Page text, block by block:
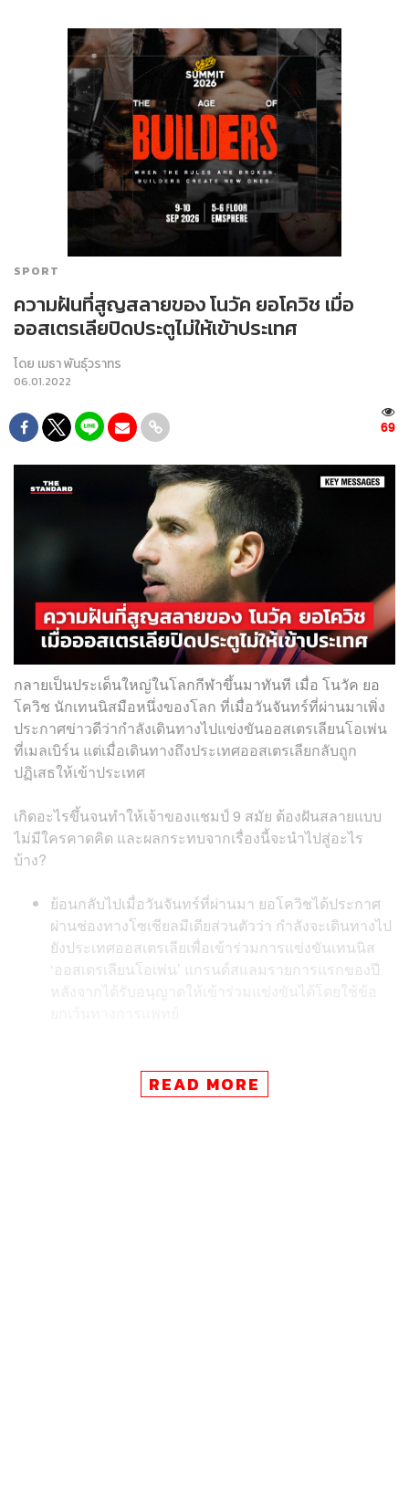
SPORT
ความฝันที่สูญสลายของ โนวัค ยอโควิช เมื่อ
ออสเตรเลียปิดประตูไม่ให้เข้าประเทศ
โดย เมธา พันธุ์วราทร
06.01.2022
69
กลายเป็นประเด็นใหญ่ในโลกกีฬาขึ้นมาทันที เมื่อ โนวัค ยอ
โควิช นักเทนนิสมือหนึ่งของโลก ที่เมื่อวันจันทร์ที่ผ่านมาเพิ่ง
ประกาศข่าวดีว่ากำลังเดินทางไปแข่งขันออสเตรเลียนโอเพ่น
ที่เมลเบิร์น แต่เมื่อเดินทางถึงประเทศออสเตรเลียกลับถูก
ปฏิเสธให้เข้าประเทศ
เกิดอะไรขึ้นจนทำให้เจ้าของแชมป์ 9 สมัย ต้องฝันสลายแบบ
ไม่มีใครคาดคิด และผลกระทบจากเรื่องนี้จะนำไปสู่อะไร
บ้าง?
ย้อนกลับไปเมื่อวันจันทร์ที่ผ่านมา ยอโควิชได้ประกาศ
ผ่านช่องทางโซเชียลมีเดียส่วนตัวว่า กำลังจะเดินทางไป
ยังประเทศออสเตรเลียเพื่อเข้าร่วมการแข่งขันเทนนิส
‘ออสเตรเลียนโอเพ่น’ แกรนด์สแลมรายการแรกของปี
หลังจากได้รับอนุญาตให้เข้าร่วมแข่งขันได้โดยใช้ข้อ
โดยเป้าหมายของการแข่งขันครั้งนี้คือ การลุ้นสร้าง
ประวัติศาสตร์คว้าแกรนด์สแลมที่ 21 ซึ่งจะทำให้กลาย
READ MORE